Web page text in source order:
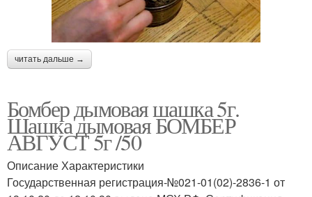
читать дальше →
Бомбер дымовая шашка 5г.
Шашка дымовая БОМБЕР
АВГУСТ 5г /50
Описание Характеристики
Государственная регистрация-№021-01(02)-2836-1 от